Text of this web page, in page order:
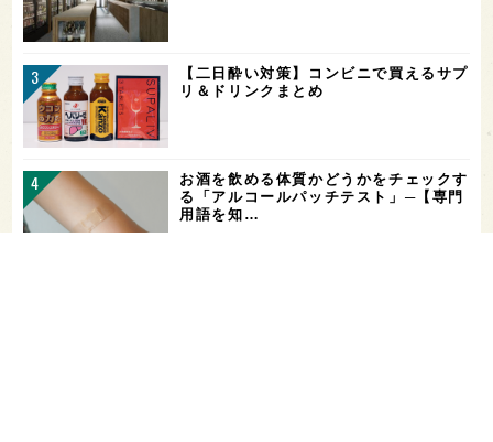
【二日酔い対策】コンビニで買えるサプ
リ＆ドリンクまとめ
お酒を飲める体質かどうかをチェックす
る「アルコールパッチテスト」─【専門
用語を知…